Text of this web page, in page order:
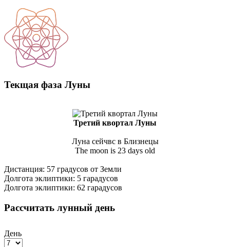
Текщая фаза Луны
Третий квортал Луны
Луна сейчвс в Близнецы
The moon is 23 days old
Дистанция: 57 градусов от Земли
Долгота эклиптики: 5 гарадусов
Долгота эклиптики: 62 гарадусов
Рассчитать лунный день
День